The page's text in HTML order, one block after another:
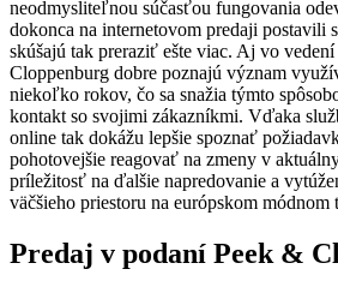
neodmysliteľnou súčasťou fungovania
dokonca na internetovom predaji postavili
skúšajú tak preraziť ešte viac. Aj vo
Cloppenburg dobre poznajú význam
niekoľko rokov, čo sa snažia týmto
kontakt so svojimi zákazníkmi. Vďaka
online tak dokážu lepšie spoznať
pohotovejšie reagovať na zmeny v
príležitosť na ďalšie napredovanie a
väčšieho priestoru na európskom módnom
Predaj v podaní Peek &